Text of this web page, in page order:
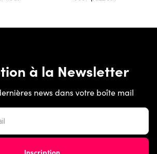
à la Newsletter
news dans votre boîte mail